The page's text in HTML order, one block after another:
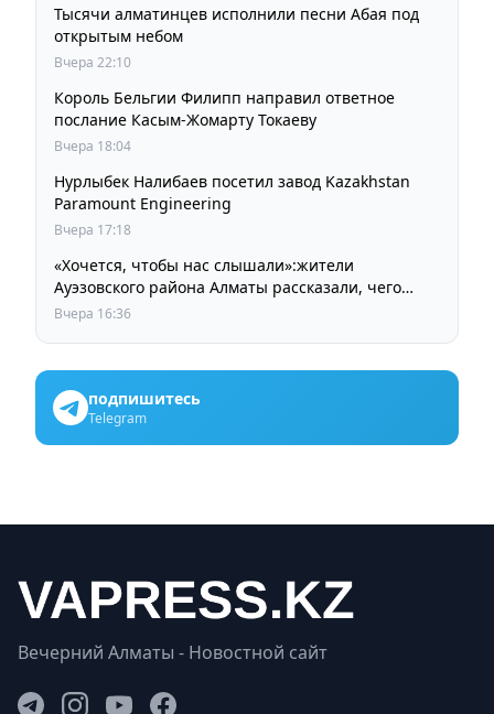
Тысячи алматинцев исполнили песни Абая под
открытым небом
Вчера 22:10
Король Бельгии Филипп направил ответное
послание Касым-Жомарту Токаеву
Вчера 18:04
Нурлыбек Налибаев посетил завод Kazakhstan
Paramount Engineering
Вчера 17:18
«Хочется, чтобы нас слышали»:жители
Ауэзовского района Алматы рассказали, чего
ждут от выборов депутатов Курултая
Вчера 16:36
подпишитесь
Telegram
Вечерний Алматы - Новостной сайт